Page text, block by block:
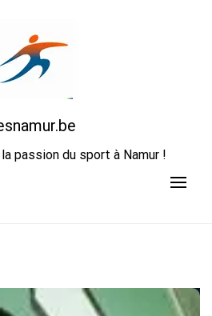
passion du sport à Namur !